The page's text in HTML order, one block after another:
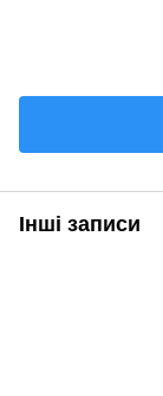
Інші записи